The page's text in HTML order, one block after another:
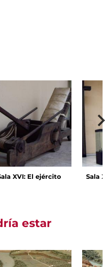
XVI: El ejército Sala
estar